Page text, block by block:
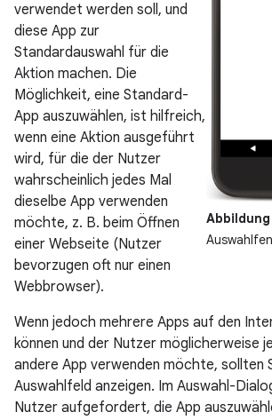
Abbildung
verwendet werden soll, und
diese App zur
Standardauswahl für die
Aktion machen. Die
Möglichkeit, eine Standard-
App auszuwählen, ist hilfreich,
wenn eine Aktion ausgeführt
wird, für die der Nutzer
wahrscheinlich jedes Mal
dieselbe App verwenden
möchte, z. B. beim Öffnen
einer Webseite (Nutzer
bevorzugen oft nur einen
Webbrowser).
Wenn jedoch mehrere Apps auf den
können und der Nutzer möglicherweise
andere App verwenden möchte, sollten
Auswahlfeld anzeigen. Im Auswahl-
Nutzer aufgefordert, die App